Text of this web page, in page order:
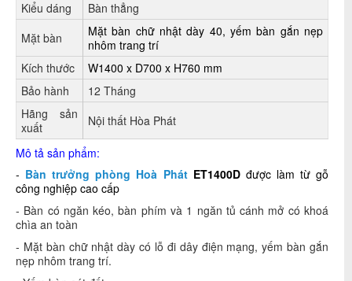
Kiểu dáng
Bàn thẳng
Mặt bàn
Mặt bàn chữ nhật dày 40, yếm bàn gắn nẹp
nhôm trang trí
Kích thước
W1400 x D700 x H760 mm
Bảo hành
12 Tháng
Hãng sản
xuất
Nội thất Hòa Phát
Mô tả sản phẩm:
- Bàn trưởng phòng Hoà Phát ET1400Dđược làm từ gỗ
công nghiệp cao cấp
- Bàn có ngăn kéo, bàn phím và 1 ngăn tủ cánh mở có khoá
chìa an toàn
- Mặt bàn chữ nhật dày có lỗ đi dây điện mạng, yếm bàn gắn
nẹp nhôm trang trí.